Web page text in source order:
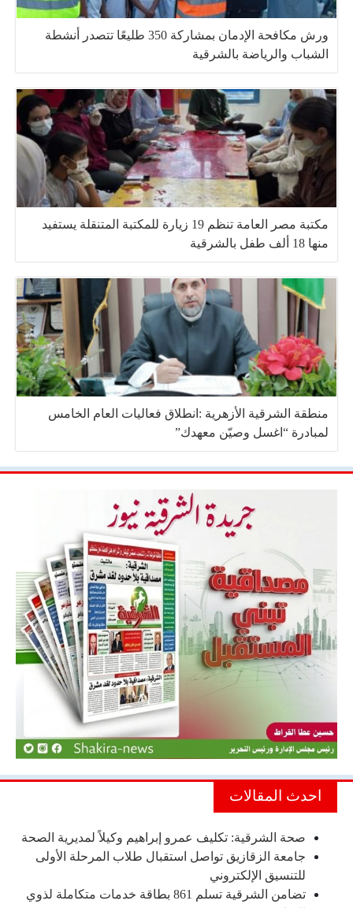
ورش مكافحة الإدمان بمشاركة 350 طليعًا تتصدر أنشطة
الشباب والرياضة بالشرقية
مكتبة مصر العامة تنظم 19 زيارة للمكتبة المتنقلة يستفيد
منها 18 ألف طفل بالشرقية
منطقة الشرقية الأزهرية :انطلاق فعاليات العام الخامس
لمبادرة “اغسل وصيّن معهدك”
احدث المقالات
صحة الشرقية: تكليف عمرو إبراهيم وكيلاً لمديرية الصحة
جامعة الزقازيق تواصل استقبال طلاب المرحلة الأولى
للتنسيق الإلكتروني
تضامن الشرقية تسلم 861 بطاقة خدمات متكاملة لذوي